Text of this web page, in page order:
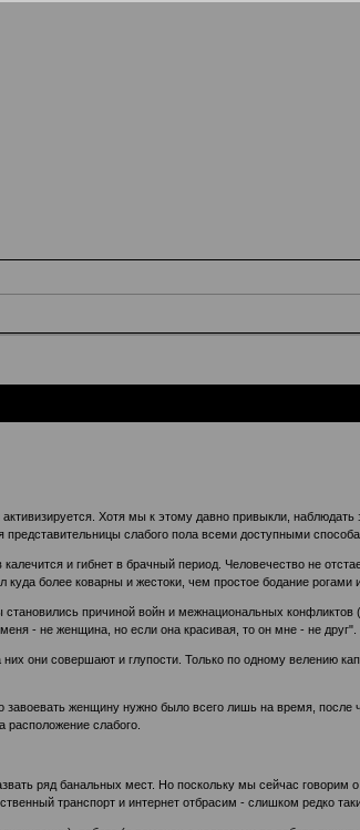
Хотя мы к этому давно привыкли,
слабого пола всеми доступными
и гибнет в брачный период. Человечество не
более коварны и жестоки, чем простое бодание рогами
причиной войн и межнациональных
- не женщина, но если она красивая, то он мне - не друг".
они совершают и глупости. Только по одному велению
завоевать женщину нужно было всего лишь на время,
расположение слабого.
ряд банальных мест. Но поскольку мы сейчас
транспорт и интернет отбрасим - слишком редко